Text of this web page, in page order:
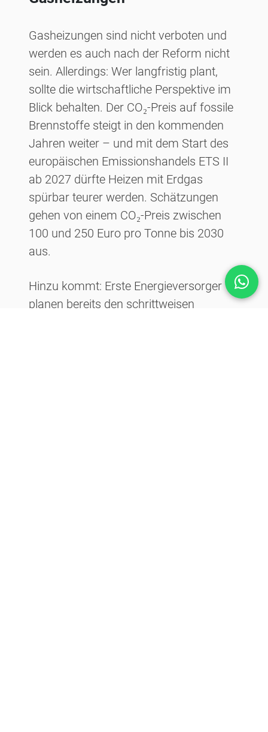
Gasheizungen sind nicht verboten und
werden es auch nach der Reform nicht
sein. Allerdings: Wer langfristig plant,
sollte die wirtschaftliche Perspektive im
Blick behalten. Der CO₂-Preis auf fossile
Brennstoffe steigt in den kommenden
Jahren weiter – und mit dem Start des
europäischen Emissionshandels ETS II
ab 2027 dürfte Heizen mit Erdgas
spürbar teurer werden. Schätzungen
gehen von einem CO₂-Preis zwischen
100 und 250 Euro pro Tonne bis 2030
aus.
Hinzu kommt: Erste Energieversorger
planen bereits den schrittweisen